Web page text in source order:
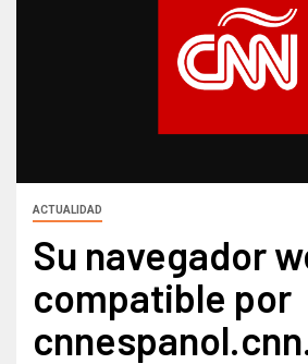
ACTUALIDAD
Su navegador
compatible por